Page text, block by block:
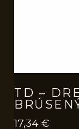
TD –
17,34 €